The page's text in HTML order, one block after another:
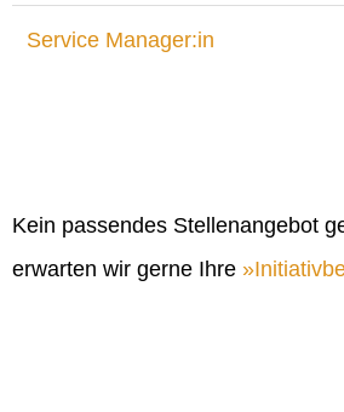
Service Manager:in
Kein passendes Stellenangebot
erwarten wir gerne Ihre